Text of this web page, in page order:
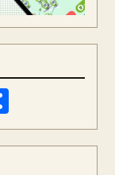
meg